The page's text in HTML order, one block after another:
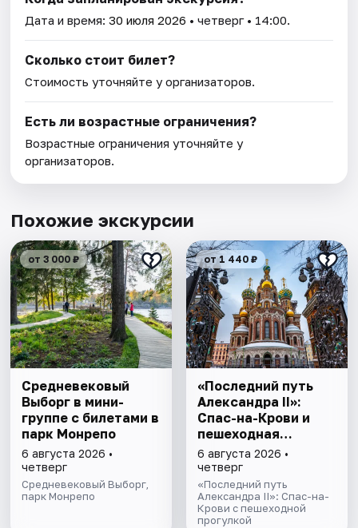
Дата и время:30 июля 2026 • четверг • 14:00.
Сколько стоит билет?
Стоимость уточняйте у организаторов.
Есть ли возрастные ограничения?
Возрастные ограничения уточняйте у
организаторов.
Похожие экскурсии
от 3 000 ₽
Cредневековый
Выборг в мини-
группе c билетами в
парк Монрепо
6 августа 2026 •
четверг
Средневековый Выборг,
парк Монрепо
от 1 440 ₽
«Последний путь
Александра II»:
Спас-на-Крови и
пешеходная
прогулка
6 августа 2026 •
четверг
«Последний путь
Александра II»: Спас-на-
Крови с пешеходной
прогулкой